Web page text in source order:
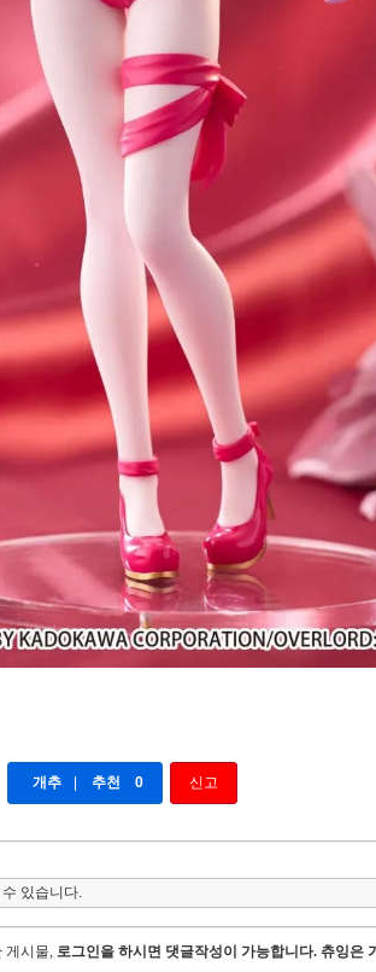
개추 추천 0 신고
있습니다.
게시물, 로그인을 하시면 댓글작성이 가능합니다. 츄잉은